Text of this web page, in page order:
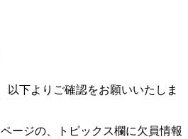
以下よりご確認をお願いいたしま
ージの、トピックス欄に欠員情報